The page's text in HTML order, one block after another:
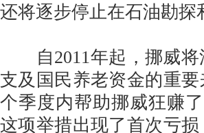
还将逐步停止在石油勘探
自2011年起，挪威将
支及国民养老资金的重
个季度内帮助挪威狂赚
这项举措出现了首次亏